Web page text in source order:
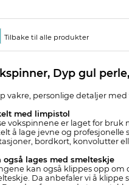
Tilbake til alle produkter
Dyp gul
vakre, personlige detaljer
med limpistol
vokspinnene er laget for bruk
å lage jevne og profesjonelle
bordkort, konvolutter
også lages med smelteskje
kan også klippes opp om
Da anbefaler vi å klippe